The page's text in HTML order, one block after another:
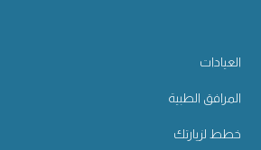
العيادات
المرافق الطبية
خطط لزيارتك